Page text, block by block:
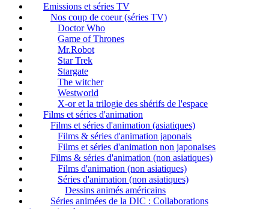
Emissions et séries TV
Nos coup de coeur (séries TV)
Doctor Who
Game of Thrones
Mr.Robot
Star Trek
Stargate
The witcher
Westworld
X-or et la trilogie des shérifs de l'espace
Films et séries d'animation
Films et séries d'animation (asiatiques)
Films & séries d'animation japonais
Films et séries d'animation non japonaises
Films & séries d'animation (non asiatiques)
Films d'animation (non asiatiques)
Séries d'animation (non asiatiques)
Dessins animés américains
Séries animées de la DIC : Collaborations